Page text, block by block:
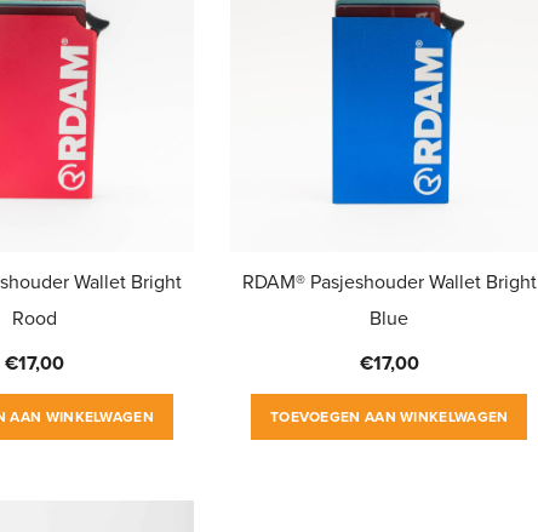
Wallet Bright
Rood
€17,00
AAN WINKELWAGEN
RDAM® Pasjeshouder Wallet Bright
Blue
€17,00
TOEVOEGEN AAN WINKELWAGEN